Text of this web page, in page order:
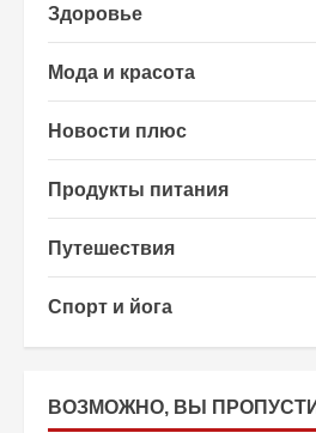
Здоровье
Мода и красота
Новости плюс
Продукты питания
Путешествия
Спорт и йога
ВОЗМОЖНО, ВЫ